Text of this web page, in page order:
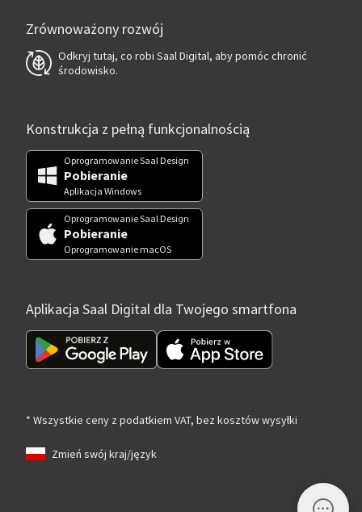
Zrównoważony rozwój
Odkryj tutaj, co robi Saal Digital, aby pomóc chronić
środowisko.
Konstrukcja z pełną funkcjonalnością
Oprogramowanie Saal Design
Pobieranie
Aplikacja Windows
Oprogramowanie Saal Design
Pobieranie
Oprogramowanie macOS
Aplikacja Saal Digital dla Twojego smartfona
* Wszystkie ceny z podatkiem VAT, bez kosztów wysyłki
Zmień swój kraj/język